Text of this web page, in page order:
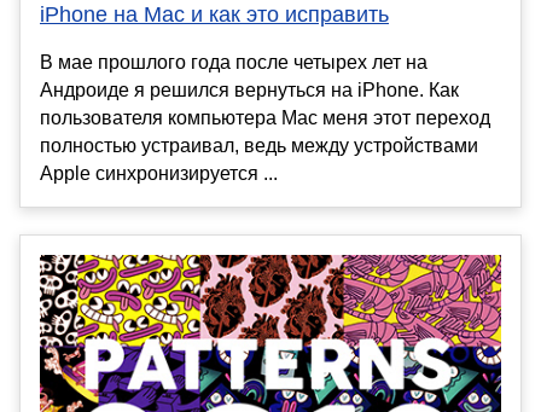
iPhone на Mac и как это исправить
В мае прошлого года после четырех лет на
Андроиде я решился вернуться на iPhone. Как
пользователя компьютера Mac меня этот переход
полностью устраивал, ведь между устройствами
Apple синхронизируется ...